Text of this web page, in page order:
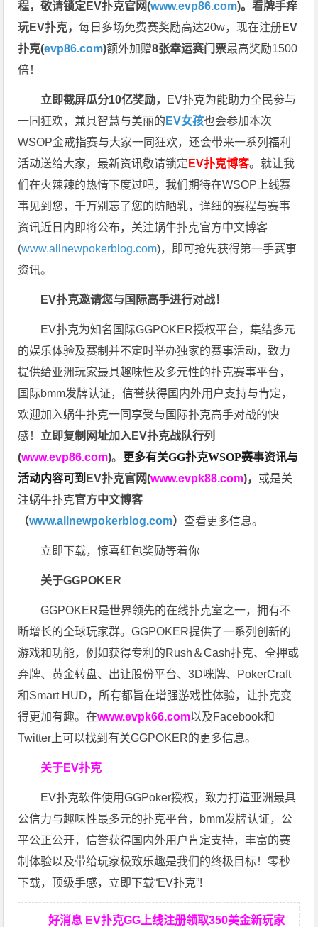
程，敬请锁定EV扑克官网(www.evp86.com)。看牌手痒
玩EV扑克，每日多场免费赛奖励高达20w，现在注册EV
扑克(evp86.com)额外加赠8张幸运赛门票最高奖励1500
倍！
立即截屏瓜分10亿奖励， EV扑克为能助力全民参与
一同狂欢，兼具智慧与美丽的 EV女孩也会参加本次
WSOP金戒指赛与大家一同狂欢，还会带来一系列福利
活动送给大家，最新资讯敬请锁定 EV扑克博客。就让我
们在火辣辣的热情下度过吧，我们期待在WSOP上线赛
事见到您，千万别忘了您的防晒乳，详细的赛程与赛事
资讯近日内即将公布，关注蜗牛扑克官方中文博客
(www.allnewpokerblog.com)，即可抢先获得第一手赛事
资讯。
EV扑克邀请您与国际高手进行对战！
EV扑克为知名国际GGPOKER授权平台，集结多元
的娱乐体验及赛制并不定时举办独家的赛事活动，致力
提供给亚洲玩家最具趣味性及多元性的扑克赛事平台，
国际bmm发牌认证，信誉获得国内外用户支持与肯定，
欢迎加入蜗牛扑克一同享受与国际扑克高手对战的快
感！ 立即复制网址加入EV扑克战队行列
(www.evp86.com)。 更多有关GG扑克WSOP赛事资讯与
活动内容可到 EV扑克官网(www.evpk88.com)， 或是关
注蜗牛扑克官方中文博客
（www.allnewpokerblog.com）查看更多信息。
立即下载，惊喜红包奖励等着你
关于GGPOKER
GGPOKER是世界领先的在线扑克室之一，拥有不
断增长的全球玩家群。GGPOKER提供了一系列创新的
游戏和功能，例如获得专利的Rush＆Cash扑克、全押或
弃牌、黄金转盘、出让股份平台、3D咪牌、PokerCraft
和Smart HUD，所有都旨在增强游戏性体验，让扑克变
得更加有趣。在www.evpk66.com以及Facebook和
Twitter上可以找到有关GGPOKER的更多信息。
关于EV扑克
EV扑克软件使用GGPoker授权，致力打造亚洲最具
公信力与趣味性最多元的扑克平台，bmm发牌认证，公
平公正公开，信誉获得国内外用户肯定支持，丰富的赛
制体验以及带给玩家极致乐趣是我们的终极目标！零秒
下载，顶级手感，立即下载“EV扑克”!
好消息 EV扑克GG上线注册领取350美金新玩家